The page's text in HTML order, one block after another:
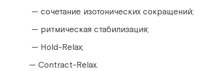
— сочетание изотонических сокращений;
— ритмическая стабилизация;
— Hold-Relax;
— Contract-Relax.